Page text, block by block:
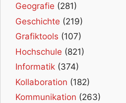
Geografie (281)
Geschichte (219)
Grafiktools (107)
Hochschule (821)
Informatik (374)
Kollaboration (182)
Kommunikation (263)